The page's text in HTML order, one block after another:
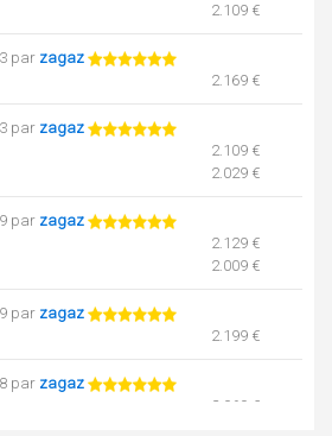
2.109 €
par zagaz
2.169 €
par zagaz
2.109 €
2.029 €
par zagaz
2.129 €
2.009 €
par zagaz
2.199 €
par zagaz
2.069 €